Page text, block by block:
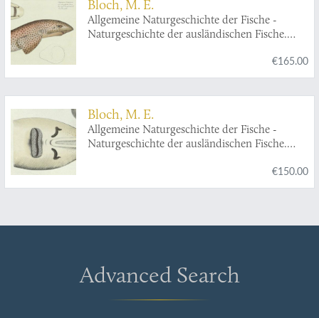
Bloch, M. E.
Allgemeine Naturgeschichte der Fische -
Naturgeschichte der ausländischen Fische.
Haay/The Lesser Rough Hound/La Roussette.
€165.00
Bloch, M. E.
Allgemeine Naturgeschichte der Fische -
Naturgeschichte der ausländischen Fische.
ungebohrner Soegefisch. L'embrion de la scie."
[Sawfish, unborn].
€150.00
Advanced Search